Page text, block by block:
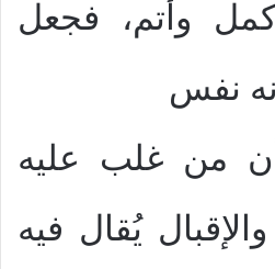
وأتم، فجعل
نفس
أن من غلب عليه
يُقال فيه